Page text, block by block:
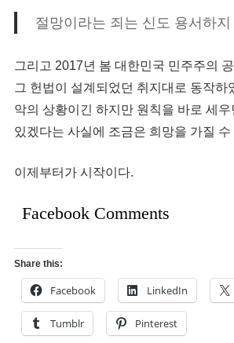
절망이라는 죄는 신도 용서하
그리고 2017년 봄 대한민국 민주주의
그 헌법이 설계되었던 취지대로 동작하
악의 상황이긴 하지만 원칙을 바로 세
있겠다는 사실에 조금은 희망을 가질 수
이제부터가 시작이다.
Facebook Comments
Share this:
Facebook LinkedIn
Tumblr Pinterest